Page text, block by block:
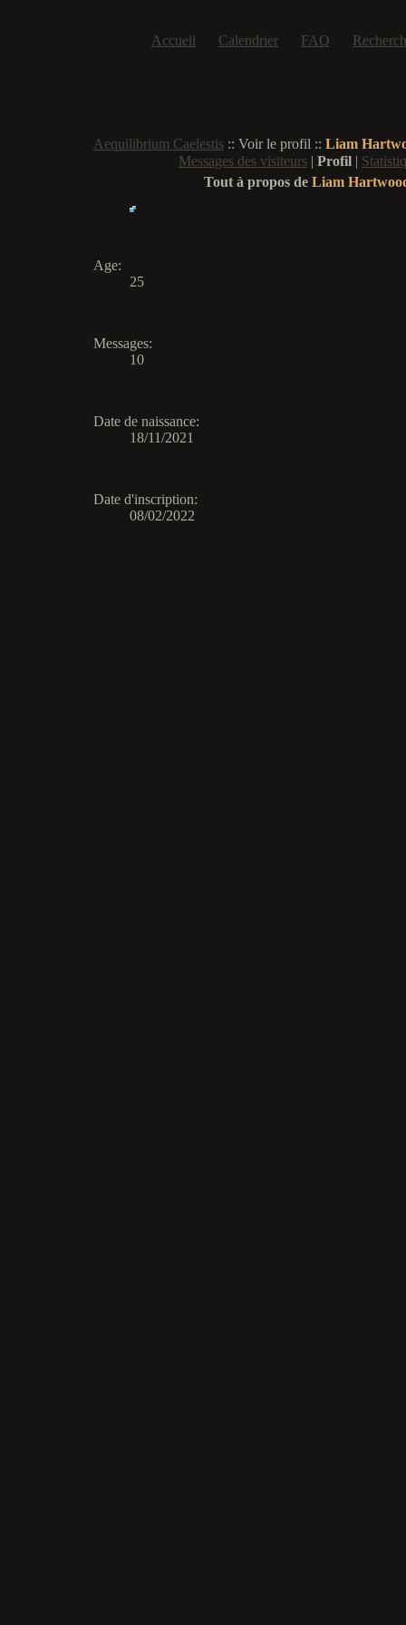
Accueil Calendrier FAQ
Aequilibrium Caelestis :: Voir le profil :: Liam
Messages des visiteurs | Profil |
Tout à propos de Liam
Age:
25
Messages:
10
Date de naissance:
18/11/2021
Date d'inscription:
08/02/2022